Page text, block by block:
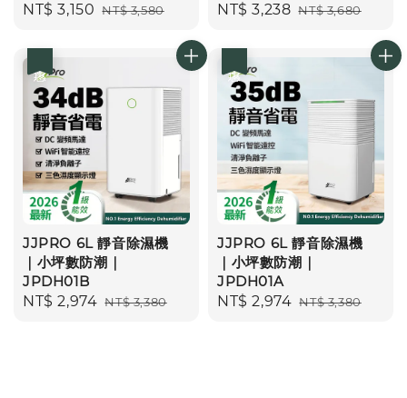
Sale
NT$ 3,150 Regular
NT$ 3,580
Sale
NT$ 3,238 Regular
NT$ 3,680
JJPRO 6L 靜音除濕機
｜小坪數防潮｜
JPDH01B
Sale
NT$ 2,974 Regular
NT$ 3,380
JJPRO 6L 靜音除濕機
｜小坪數防潮｜
JPDH01A
Sale
NT$ 2,974 Regular
NT$ 3,380